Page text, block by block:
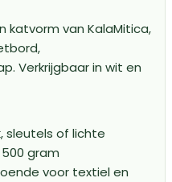
katvorm van KalaMitica,
Verkrijgbaar in wit en
sleutels of lichte
gram
voor textiel en